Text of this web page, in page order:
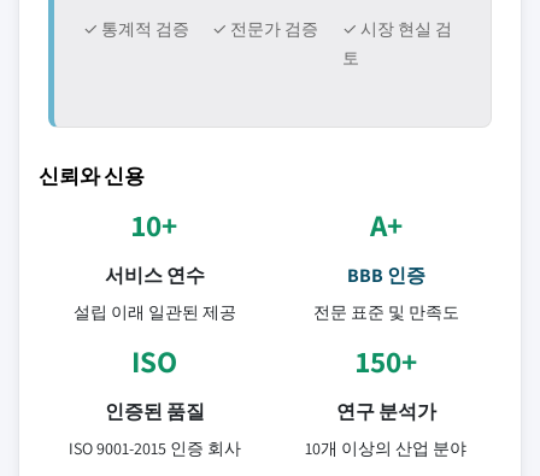
✓ 통계적 검증 ✓ 전문가 검증
✓ 시장 현실 검
토
신뢰와 신용
10+
서비스 연수
설립 이래 일관된 제공
A+
BBB 인증
전문 표준 및 만족도
ISO
인증된 품질
ISO 9001-2015 인증 회사
150+
연구 분석가
10개 이상의 산업 분야